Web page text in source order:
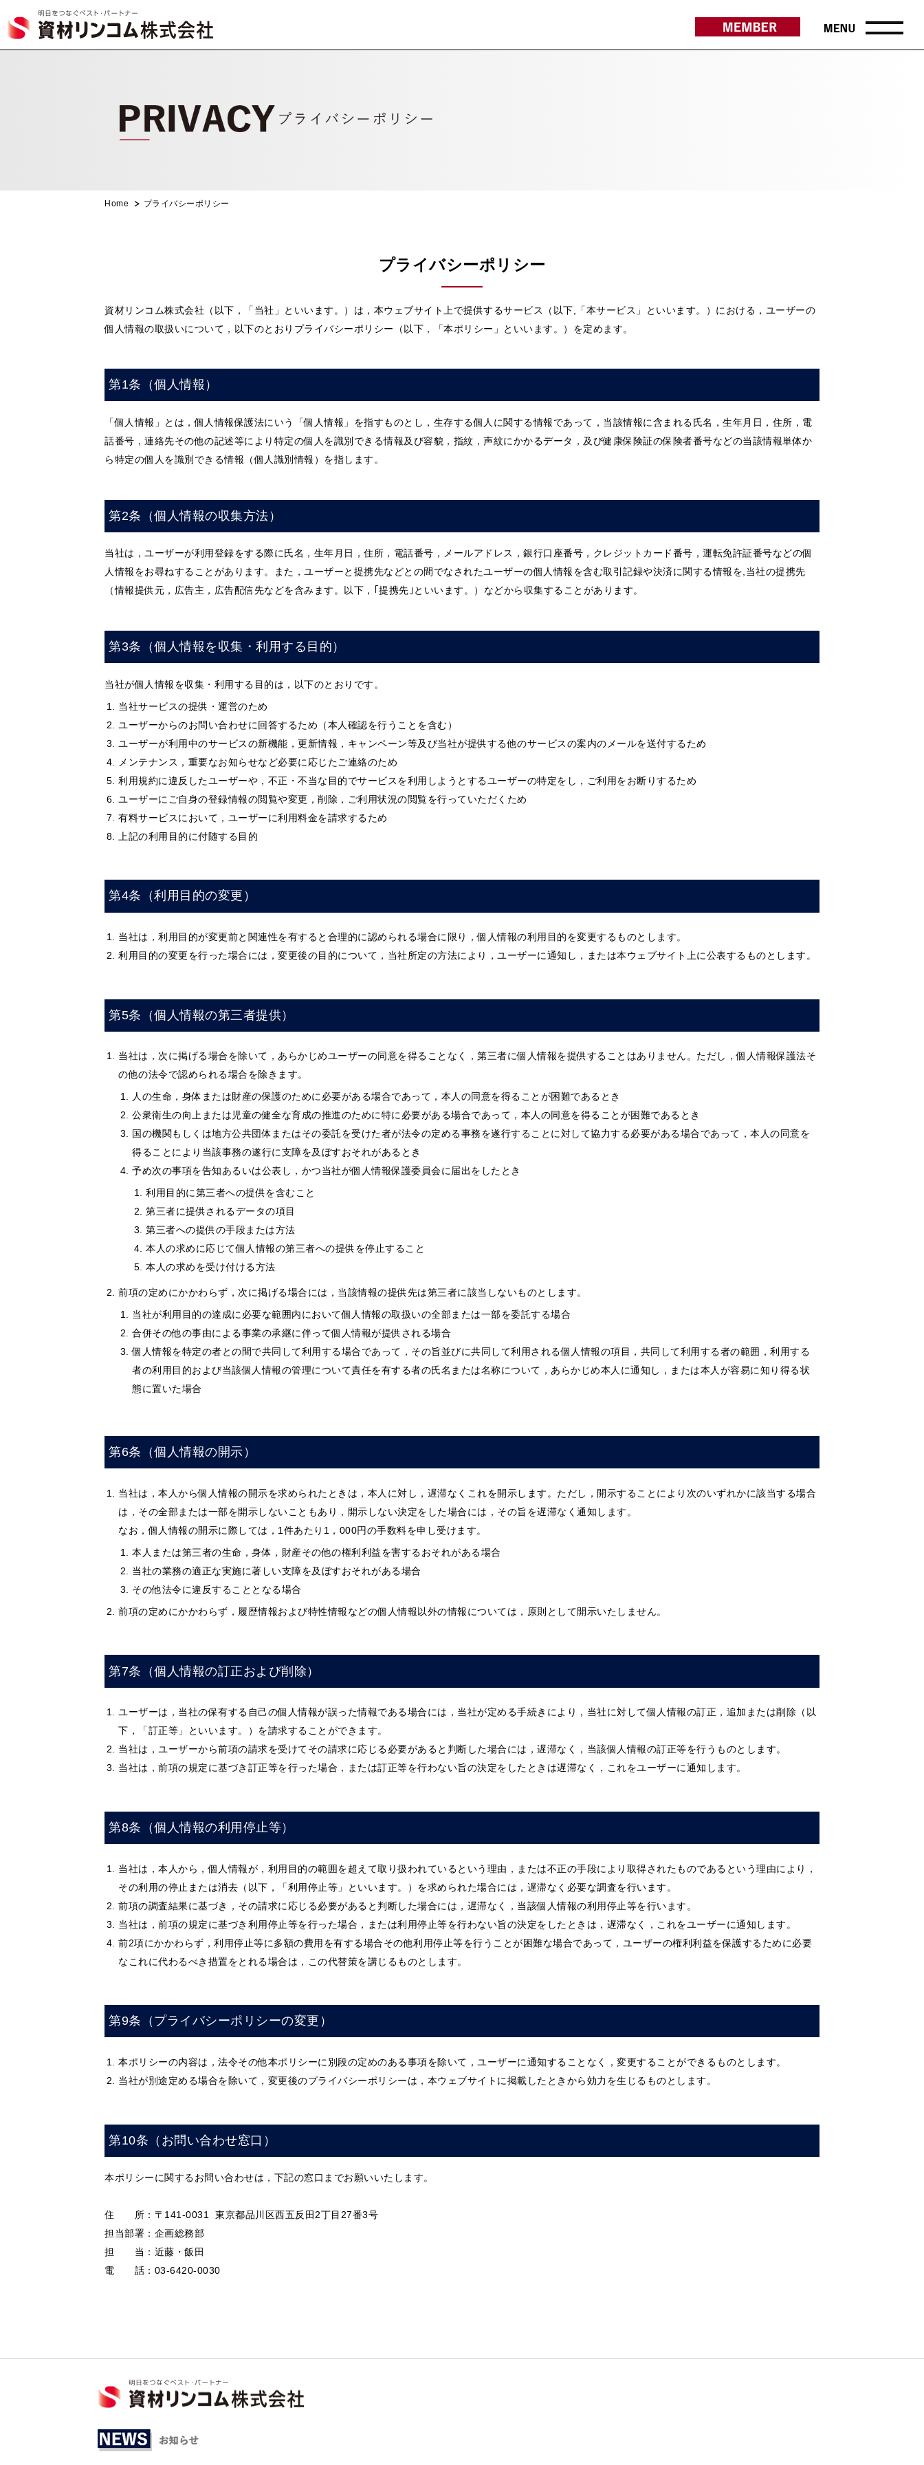
Home プライバシーポリシー
プライバシーポリシー
資材リンコム株式会社（以下，「当社」といいます。）は，本ウェブサイト上で提供するサービス（以下,「本サービス」といいます。）における，ユーザーの
個人情報の取扱いについて，以下のとおりプライバシーポリシー（以下，「本ポリシー」といいます。）を定めます。
第1条（個人情報）
「個人情報」とは，個人情報保護法にいう「個人情報」を指すものとし，生存する個人に関する情報であって，当該情報に含まれる氏名，生年月日，住所，電
話番号，連絡先その他の記述等により特定の個人を識別できる情報及び容貌，指紋，声紋にかかるデータ，及び健康保険証の保険者番号などの当該情報単体か
ら特定の個人を識別できる情報（個人識別情報）を指します。
第2条（個人情報の収集方法）
当社は，ユーザーが利用登録をする際に氏名，生年月日，住所，電話番号，メールアドレス，銀行口座番号，クレジットカード番号，運転免許証番号などの個
人情報をお尋ねすることがあります。また，ユーザーと提携先などとの間でなされたユーザーの個人情報を含む取引記録や決済に関する情報を,当社の提携先
（情報提供元，広告主，広告配信先などを含みます。以下，｢提携先｣といいます。）などから収集することがあります。
第3条（個人情報を収集・利用する目的）
当社が個人情報を収集・利用する目的は，以下のとおりです。
当社サービスの提供・運営のため
ユーザーからのお問い合わせに回答するため（本人確認を行うことを含む）
ユーザーが利用中のサービスの新機能，更新情報，キャンペーン等及び当社が提供する他のサービスの案内のメールを送付するため
メンテナンス，重要なお知らせなど必要に応じたご連絡のため
利用規約に違反したユーザーや，不正・不当な目的でサービスを利用しようとするユーザーの特定をし，ご利用をお断りするため
ユーザーにご自身の登録情報の閲覧や変更，削除，ご利用状況の閲覧を行っていただくため
有料サービスにおいて，ユーザーに利用料金を請求するため
上記の利用目的に付随する目的
第4条（利用目的の変更）
当社は，利用目的が変更前と関連性を有すると合理的に認められる場合に限り，個人情報の利用目的を変更するものとします。
利用目的の変更を行った場合には，変更後の目的について，当社所定の方法により，ユーザーに通知し，または本ウェブサイト上に公表するものとします。
第5条（個人情報の第三者提供）
当社は，次に掲げる場合を除いて，あらかじめユーザーの同意を得ることなく，第三者に個人情報を提供することはありません。ただし，個人情報保護法そ
の他の法令で認められる場合を除きます。
人の生命，身体または財産の保護のために必要がある場合であって，本人の同意を得ることが困難であるとき
公衆衛生の向上または児童の健全な育成の推進のために特に必要がある場合であって，本人の同意を得ることが困難であるとき
国の機関もしくは地方公共団体またはその委託を受けた者が法令の定める事務を遂行することに対して協力する必要がある場合であって，本人の同意を
得ることにより当該事務の遂行に支障を及ぼすおそれがあるとき
予め次の事項を告知あるいは公表し，かつ当社が個人情報保護委員会に届出をしたとき
利用目的に第三者への提供を含むこと
第三者に提供されるデータの項目
第三者への提供の手段または方法
本人の求めに応じて個人情報の第三者への提供を停止すること
本人の求めを受け付ける方法
前項の定めにかかわらず，次に掲げる場合には，当該情報の提供先は第三者に該当しないものとします。
当社が利用目的の達成に必要な範囲内において個人情報の取扱いの全部または一部を委託する場合
合併その他の事由による事業の承継に伴って個人情報が提供される場合
個人情報を特定の者との間で共同して利用する場合であって，その旨並びに共同して利用される個人情報の項目，共同して利用する者の範囲，利用する
者の利用目的および当該個人情報の管理について責任を有する者の氏名または名称について，あらかじめ本人に通知し，または本人が容易に知り得る状
態に置いた場合
第6条（個人情報の開示）
当社は，本人から個人情報の開示を求められたときは，本人に対し，遅滞なくこれを開示します。ただし，開示することにより次のいずれかに該当する場合
は，その全部または一部を開示しないこともあり，開示しない決定をした場合には，その旨を遅滞なく通知します。
なお，個人情報の開示に際しては，1件あたり1，000円の手数料を申し受けます。
本人または第三者の生命，身体，財産その他の権利利益を害するおそれがある場合
当社の業務の適正な実施に著しい支障を及ぼすおそれがある場合
その他法令に違反することとなる場合
前項の定めにかかわらず，履歴情報および特性情報などの個人情報以外の情報については，原則として開示いたしません。
第7条（個人情報の訂正および削除）
ユーザーは，当社の保有する自己の個人情報が誤った情報である場合には，当社が定める手続きにより，当社に対して個人情報の訂正，追加または削除（以
下，「訂正等」といいます。）を請求することができます。
当社は，ユーザーから前項の請求を受けてその請求に応じる必要があると判断した場合には，遅滞なく，当該個人情報の訂正等を行うものとします。
当社は，前項の規定に基づき訂正等を行った場合，または訂正等を行わない旨の決定をしたときは遅滞なく，これをユーザーに通知します。
第8条（個人情報の利用停止等）
当社は，本人から，個人情報が，利用目的の範囲を超えて取り扱われているという理由，または不正の手段により取得されたものであるという理由により，
その利用の停止または消去（以下，「利用停止等」といいます。）を求められた場合には，遅滞なく必要な調査を行います。
前項の調査結果に基づき，その請求に応じる必要があると判断した場合には，遅滞なく，当該個人情報の利用停止等を行います。
当社は，前項の規定に基づき利用停止等を行った場合，または利用停止等を行わない旨の決定をしたときは，遅滞なく，これをユーザーに通知します。
前2項にかかわらず，利用停止等に多額の費用を有する場合その他利用停止等を行うことが困難な場合であって，ユーザーの権利利益を保護するために必要
なこれに代わるべき措置をとれる場合は，この代替策を講じるものとします。
第9条（プライバシーポリシーの変更）
本ポリシーの内容は，法令その他本ポリシーに別段の定めのある事項を除いて，ユーザーに通知することなく，変更することができるものとします。
当社が別途定める場合を除いて，変更後のプライバシーポリシーは，本ウェブサイトに掲載したときから効力を生じるものとします。
第10条（お問い合わせ窓口）
本ポリシーに関するお問い合わせは，下記の窓口までお願いいたします。
住 所：〒141-0031 東京都品川区西五反田2丁目27番3号
担当部署：企画総務部
担 当：近藤・飯田
電 話：03-6420-0030